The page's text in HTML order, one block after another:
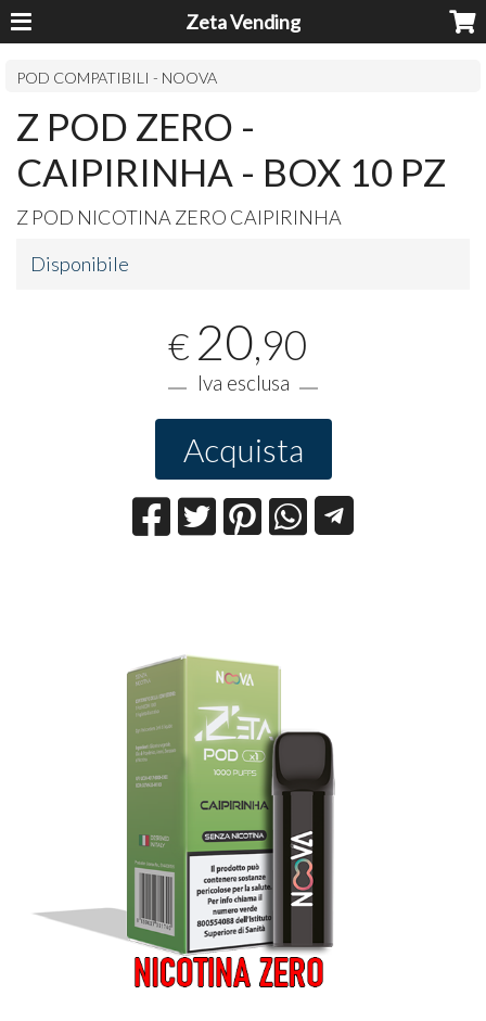
Zeta Vending
POD COMPATIBILI - NOOVA
Z POD ZERO -
CAIPIRINHA - BOX 10 PZ
Z POD NICOTINAZERO CAIPIRINHA
Disponibile
€ 20,90
Iva esclusa
Acquista